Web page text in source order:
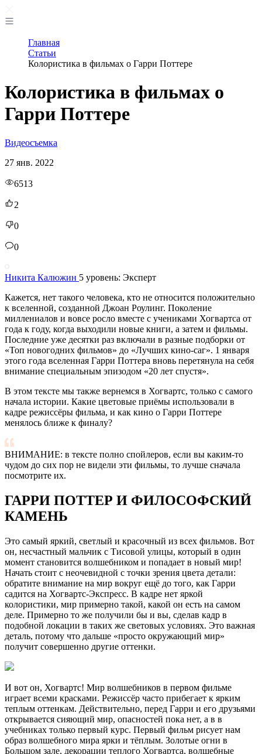
Главная
Статьи
Колористика в фильмах о Гарри Поттере
Колористика в фильмах о
Гарри Поттере
Видеосъемка
27 янв. 2022
6513
2
0
0
Никита Калюжин 5 уровень: Эксперт
Кажется, нет такого человека, кто не относится положительно
к вселенной, созданной Джоан Роулинг. Поколение
миллениалов и вовсе росло вместе с учениками Хогвартса от
года к году, когда выходили новые книги, а затем и фильмы.
Последние уже десятки раз включали в разные подборки от
«Топ новогодних фильмов» до «Лучших кино-саг». 1 января
этого года вселенная Гарри Поттера вновь перетянула на себя
внимание специальным эпизодом «20 лет спустя».
В этом тексте мы также вернемся в Хогвартс, только с самого
начала истории. Какие цветовые приёмы использовали в
кадре режиссёры фильма, и как кино о Гарри Поттере
менялось ближе к финалу?
ВНИМАНИЕ: в тексте полно спойлеров, если вы каким-то
чудом до сих пор не видели эти фильмы, то лучше сначала
посмотрите их.
ГАРРИ ПОТТЕР И ФИЛОСОФСКИЙ
КАМЕНЬ
Это самый яркий, светлый и красочный из всех фильмов. Вот
он, несчастный мальчик с Тисовой улицы, который в один
момент становится волшебником и попадает в новый мир!
Начать стоит с неочевидной с точки зрения цвета детали:
обратите внимание на мир вокруг ещё до того, как Гарри
садится на Хогвартс-Экспресс. В кадре нет яркой
колористики, мир примерно такой, какой он есть на самом
деле. Примерно то же получили бы и вы, сделав кадр в
подобной локации в таких же световых условиях. Это важная
деталь, потому что дальше «просто окружающий мир»
получит совершенно другие оттенки.
И вот он, Хогвартс! Мир волшебников в первом фильме
играет всеми красками. Режиссёр часто прибегает к ярким
теплым оттенкам. Действительно, перед Гарри и его друзьями
открывается сияющий мир, опасностей пока нет, а в в
учебниках только первый курс. Первый фильм рисует нам
образ волшебного мира ярки и тёплым. Золотые огни в
Большом зале, декорации теплого Хогвартса, волшебные